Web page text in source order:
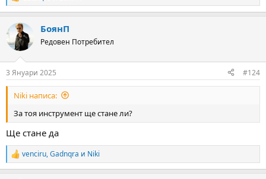
e
c
i
s
:
БоянП
Редовен Потребител
3 Януари 2025 #124
Niki написа:
За тоя инструмент ще стане ли?
Ще стане да
R
e
venciru,Gadnqra и Niki